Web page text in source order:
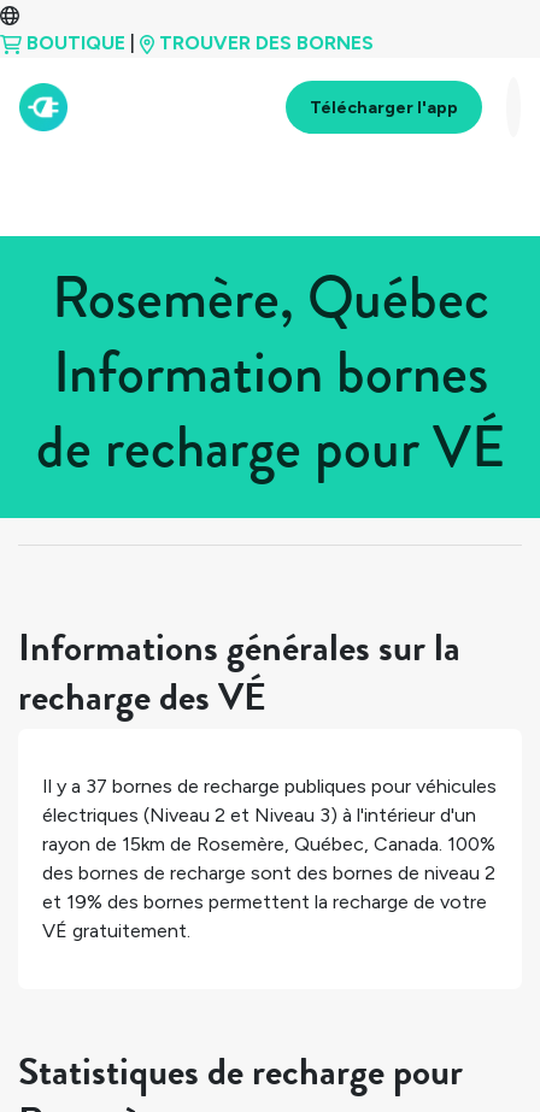
BOUTIQUE TROUVER DES BORNES
Télécharger l'app
Rosemère, Québec
Information bornes
de recharge pour VÉ
> Québec
Informations générales sur la
recharge des VÉ
Il y a 37 bornes de recharge publiques pour véhicules
électriques (Niveau 2 et Niveau 3) à l'intérieur d'un
rayon de 15km de Rosemère, Québec, Canada. 100%
des bornes de recharge sont des bornes de niveau 2
et 19% des bornes permettent la recharge de votre
VÉ gratuitement.
Statistiques de recharge pour